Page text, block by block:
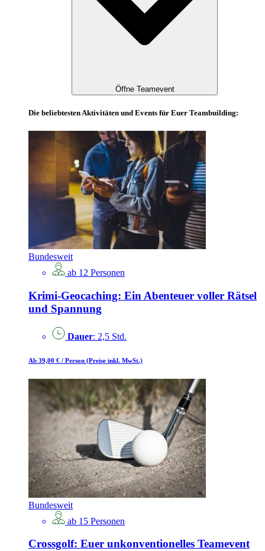
Öffne Teamevent
Die beliebtesten Aktivitäten und Events für Euer Teambuilding:
Bundesweit
ab 12 Personen
Krimi-Geocaching: Ein Abenteuer voller Rätsel
und Spannung
Dauer: 2,5 Std.
Ab 39,00 € / Person (Preise inkl. MwSt.)
Bundesweit
ab 15 Personen
Crossgolf: Euer unkonventionelles Teamevent